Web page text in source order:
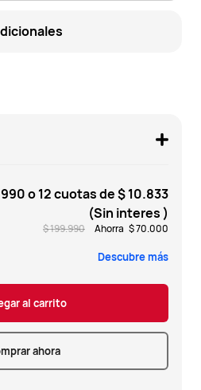
o 12 cuotas de$ 10.833
(Sin interes )
Ahorra $ 70.000
$ 199.990
Descubre más
al carrito
ahora